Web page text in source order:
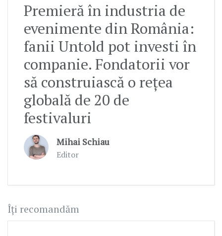
Premieră în industria de
evenimente din România:
fanii Untold pot investi în
companie. Fondatorii vor
să construiască o rețea
globală de 20 de
festivaluri
Mihai Schiau
Editor
Îți recomandăm